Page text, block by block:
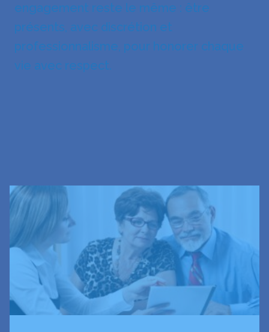
engagement reste le même : être
présents, avec discrétion et
professionnalisme, pour honorer chaque
vie avec respect.